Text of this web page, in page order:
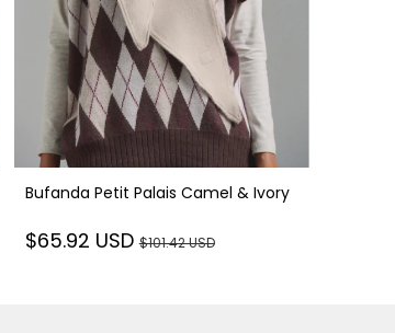
Bufanda Petit Palais Camel & Ivory
$65.92 USD$101.42 USD